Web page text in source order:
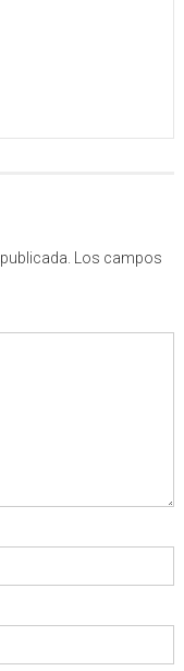
Los campos